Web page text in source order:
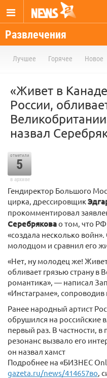
Развлечения
Лучшее Горячее Новое
«Живет в
России,
назвал
отметили
5
в архиве
Гендиректор Большого
цирка, дрессировщик
прокомментировал
Серебряковао том, что РФ
«создала несколько
молодцом и сравнил его
«Нет, ну молодец же!
обливает грязью страну в
романтика», — написал
«Инстаграме»,
Ранее народный артист
обрушился на российские
первый раз. В частности,
резонанс вызвало его
он назвал хамст
Подробнее на «БИЗНЕС
gazeta.ru/news/414657во,